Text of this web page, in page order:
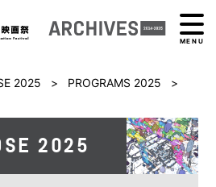
MENU
2025 > PROGRAMS 2025
>
2025